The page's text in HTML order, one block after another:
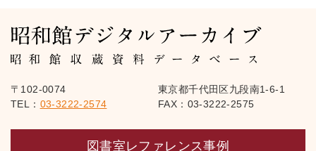
〒102-0074
東京都千代田区九段南1-6-1
TEL： 03-3222-2574 FAX：03-3222-2575
図書室レファレンス事例